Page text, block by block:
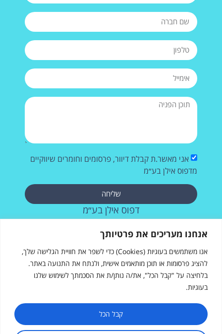
אנחנו מעריכים את פרטיותך
אנו משתמשים בעוגיות (Cookies) כדי לשפר את חוויית הגלישה שלך,
להציג פרסומות או תוכן מותאמים אישית, ולנתח את התנועה באתר.
בלחיצה על "קבל הכל", את/ה נותן/ת את הסכמתך לשימוש שלנו
בעוגיות.
קבל הכל
אני מאשר.ת קבלת דיוור, פרסומים וחומרים שיווקיים
מדפוס אילן בע״מ
שליחה
דפוס אילן בע״מ
רחוב העבודה 28, אשדוד
073-2572715
דפוס אילן
רחוב העבודה 28, אשדוד
073-257-2715